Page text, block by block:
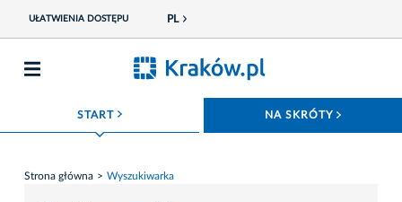
UŁATWIENIA DOSTĘPU PL
START ROZWIŃ MENU NA SKRÓTY
Strona główna Wyszukiwarka